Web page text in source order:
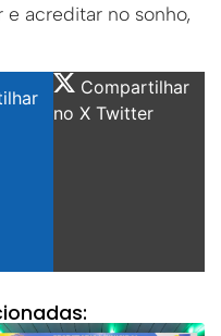
e acreditar no sonho,
Compartilhar
no X Twitter